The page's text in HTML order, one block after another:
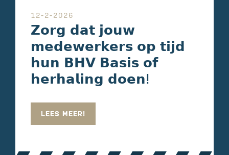
12-2-2026
𝗭𝗼𝗿𝗴 𝗱𝗮𝘁 𝗷𝗼𝘂𝘄
𝗺𝗲𝗱𝗲𝘄𝗲𝗿𝗸𝗲𝗿𝘀 𝗼𝗽 𝘁𝗶𝗷𝗱
𝗵𝘂𝗻 𝗕𝗛𝗩 𝗕𝗮𝘀𝗶𝘀 𝗼𝗳
𝗵𝗲𝗿𝗵𝗮𝗹𝗶𝗻𝗴 𝗱𝗼𝗲𝗻ⵑ
LEES MEER!